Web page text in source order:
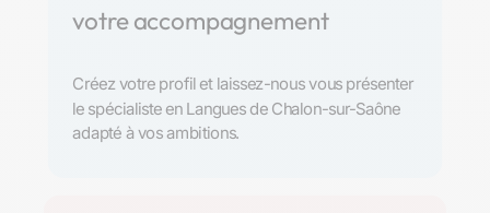
votre accompagnement
Créez votre profil et laissez-nous vous présenter
le spécialiste en Langues de Chalon-sur-Saône
adapté à vos ambitions.